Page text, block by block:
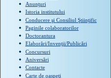
Anunţuri
Istoria institutului
Conducere şi Consiliul Ştiinţific
Paginile colaboratorilor
Doctorantura
Elaborări/Invenţii/Publicări
Concursuri
Aniversări
Contacte
Carte de oaspeţi